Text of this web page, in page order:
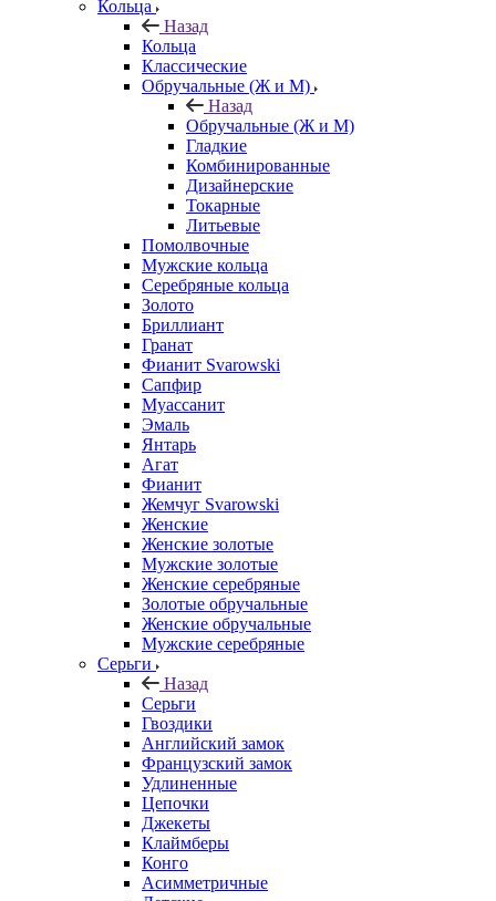
Кольца
Назад
Кольца
Классические
Обручальные (Ж и М)
Назад
Обручальные (Ж и М)
Гладкие
Комбинированные
Дизайнерские
Токарные
Литьевые
Помолвочные
Мужские кольца
Серебряные кольца
Золото
Бриллиант
Гранат
Фианит Svarowski
Сапфир
Муассанит
Эмаль
Янтарь
Агат
Фианит
Жемчуг Svarowski
Женские
Женские золотые
Мужские золотые
Женские серебряные
Золотые обручальные
Женские обручальные
Мужские серебряные
Серьги
Назад
Серьги
Гвоздики
Английский замок
Французский замок
Удлиненные
Цепочки
Джекеты
Клаймберы
Конго
Асимметричные